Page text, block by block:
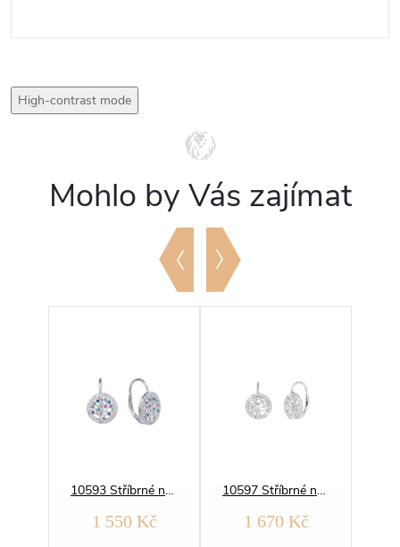
High-contrast mode
Mohlo by Vás zajímat
10593 Stříbrné náušnice STROM ŽIVOTA
1 550 Kč
10597 Stříbrné náušnice STROM ŽIVOTA
1 670 Kč